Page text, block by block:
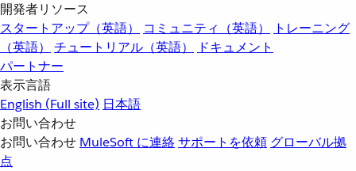
開発者リソース
スタートアップ（英語）
コミュニティ（英語）
トレーニング
（英語）
チュートリアル（英語）
ドキュメント
パートナー
表示言語
English (Full site) 日本語
お問い合わせ
お問い合わせ MuleSoft に連絡サポートを依頼 グローバル拠
点